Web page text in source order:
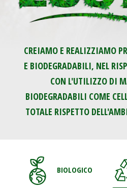
CREIAMO E REALIZZIAMO
E BIODEGRADABILI, NEL
CON L'UTILIZZO DI
BIODEGRADABILI COME
TOTALE RISPETTO
BIOLOGICO